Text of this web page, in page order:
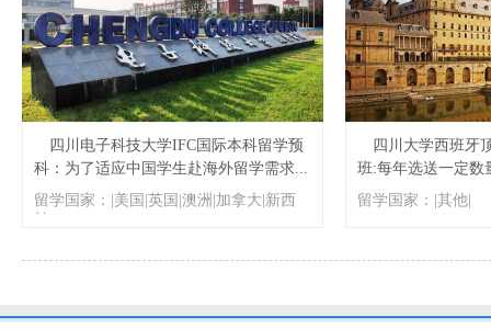
四川电子科技大学IFC国际本科留学预
科：为了适应中国学生赴海外留学需求...
留学国家：|美国|英国|澳洲|加拿大|新西
四川大学西班牙
班:每年选送一定数
留学国家：|其他|